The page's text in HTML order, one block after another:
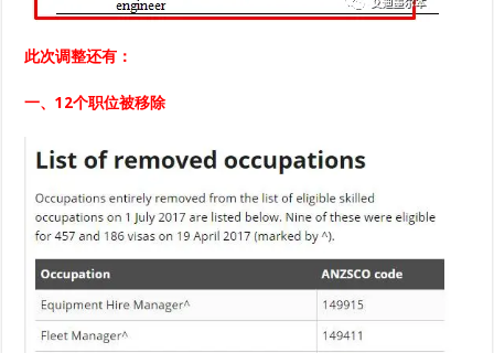
此次调整还有：
一、12个职位被移除